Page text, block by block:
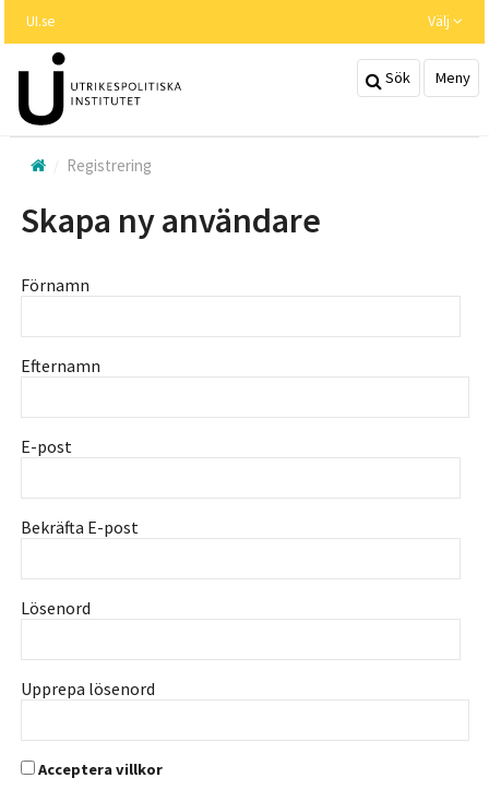
huvudinnehållet
UI.se Välj
Sök Meny
Registrering
Skapa ny användare
Förnamn
Efternamn
E-post
Bekräfta E-post
Lösenord
Upprepa lösenord
Acceptera villkor